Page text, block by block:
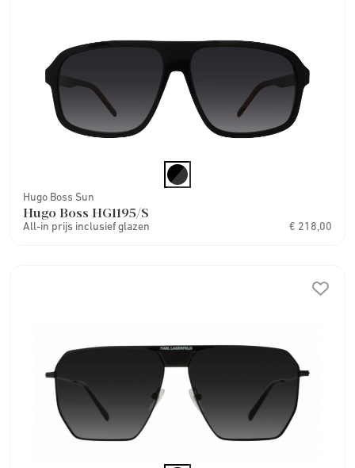
Hugo Boss Sun
Hugo Boss HG1195/S
All-in prijs inclusief glazen € 218,00